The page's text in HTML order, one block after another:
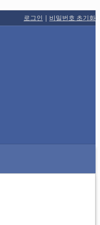
로그인 | 비밀번호 초기화